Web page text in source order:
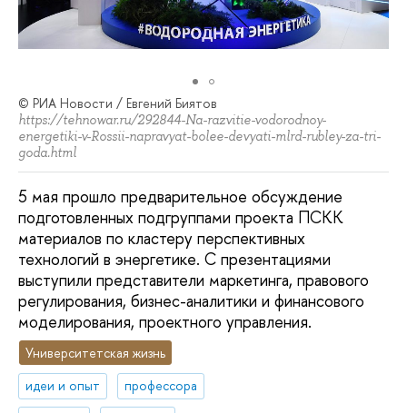
© РИА Новости / Евгений Биятов
https://tehnowar.ru/292844-Na-razvitie-vodorodnoy-
energetiki-v-Rossii-napravyat-bolee-devyati-mlrd-rubley-za-tri-
goda.html
5 мая прошло предварительное обсуждение
подготовленных подгруппами проекта ПСКК
материалов по кластеру перспективных
технологий в энергетике. С презентациями
выступили представители маркетинга, правового
регулирования, бизнес-аналитики и финансового
моделирования, проектного управления.
Университетская жизнь
идеи и опыт
профессора